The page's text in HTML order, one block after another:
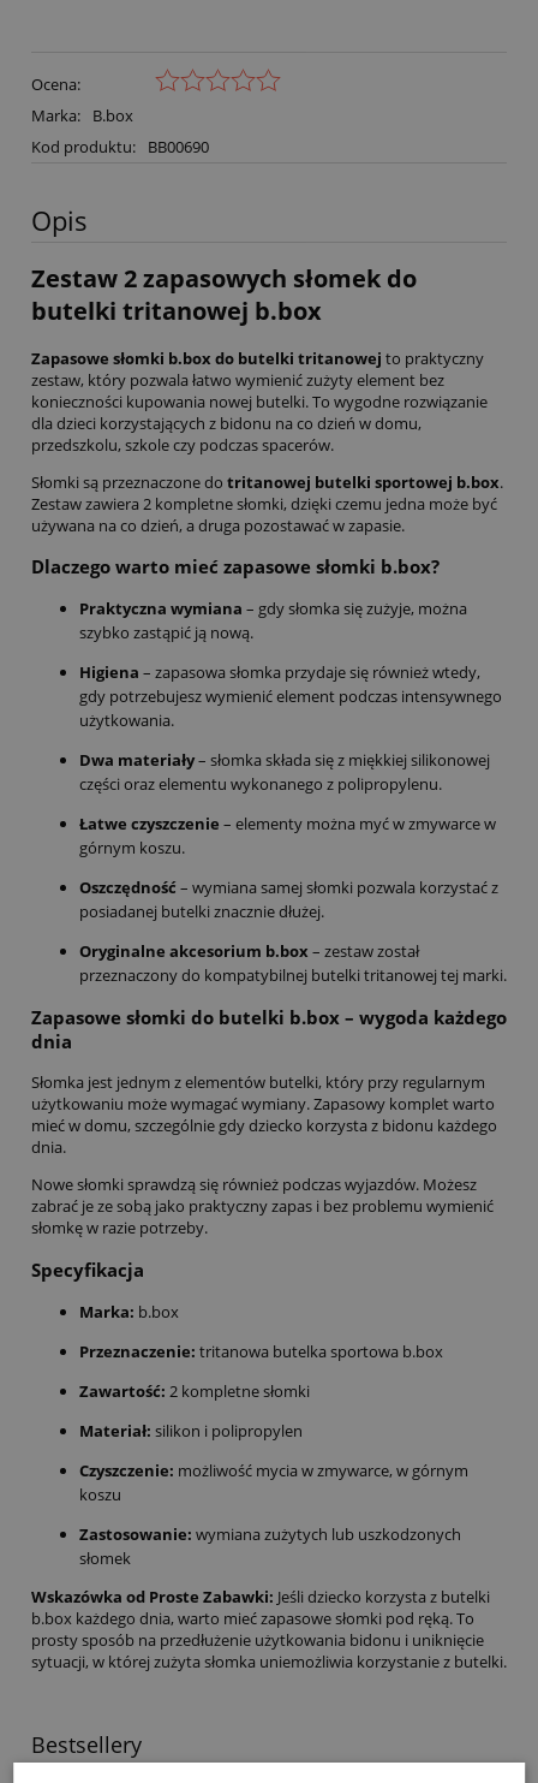
Ocena:
Marka:
B.box
Kod produktu:
BB00690
Opis
Zestaw 2 zapasowych słomek do
butelki tritanowej b.box
Zapasowe słomki b.box do butelki tritanowej to praktyczny
zestaw, który pozwala łatwo wymienić zużyty element bez
konieczności kupowania nowej butelki. To wygodne rozwiązanie
dla dzieci korzystających z bidonu na co dzień w domu,
przedszkolu, szkole czy podczas spacerów.
Słomki są przeznaczone do tritanowej butelki sportowej b.box.
Zestaw zawiera 2 kompletne słomki, dzięki czemu jedna może być
używana na co dzień, a druga pozostawać w zapasie.
Dlaczego warto mieć zapasowe słomki b.box?
Praktyczna wymiana – gdy słomka się zużyje, można
szybko zastąpić ją nową.
Higiena – zapasowa słomka przydaje się również wtedy,
gdy potrzebujesz wymienić element podczas intensywnego
użytkowania.
Dwa materiały– słomka składa się z miękkiej silikonowej
części oraz elementu wykonanego z polipropylenu.
Łatwe czyszczenie – elementy można myć w zmywarce w
górnym koszu.
Oszczędność – wymiana samej słomki pozwala korzystać z
posiadanej butelki znacznie dłużej.
Oryginalne akcesorium b.box – zestaw został
przeznaczony do kompatybilnej butelki tritanowej tej marki.
Zapasowe słomki do butelki b.box – wygoda każdego
dnia
Słomka jest jednym z elementów butelki, który przy regularnym
użytkowaniu może wymagać wymiany. Zapasowy komplet warto
mieć w domu, szczególnie gdy dziecko korzysta z bidonu każdego
dnia.
Nowe słomki sprawdzą się również podczas wyjazdów. Możesz
zabrać je ze sobą jako praktyczny zapas i bez problemu wymienić
słomkę w razie potrzeby.
Specyfikacja
Marka: b.box
Przeznaczenie: tritanowa butelka sportowa b.box
Zawartość: 2 kompletne słomki
Materiał: silikon i polipropylen
Czyszczenie: możliwość mycia w zmywarce, w górnym
koszu
Zastosowanie: wymiana zużytych lub uszkodzonych
słomek
Wskazówka od Proste Zabawki: Jeśli dziecko korzysta z butelki
b.box każdego dnia, warto mieć zapasowe słomki pod ręką. To
prosty sposób na przedłużenie użytkowania bidonu i uniknięcie
sytuacji, w której zużyta słomka uniemożliwia korzystanie z butelki.
Bestsellery